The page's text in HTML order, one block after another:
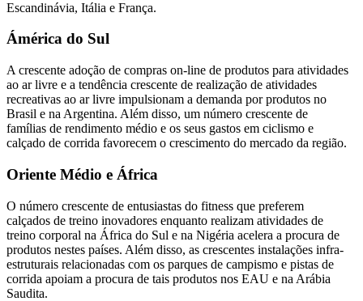
Escandinávia, Itália e França.
Ámérica do Sul
A crescente adoção de compras on-line de produtos para atividades
ao ar livre e a tendência crescente de realização de atividades
recreativas ao ar livre impulsionam a demanda por produtos no
Brasil e na Argentina. Além disso, um número crescente de
famílias de rendimento médio e os seus gastos em ciclismo e
calçado de corrida favorecem o crescimento do mercado da região.
Oriente Médio e África
O número crescente de entusiastas do fitness que preferem
calçados de treino inovadores enquanto realizam atividades de
treino corporal na África do Sul e na Nigéria acelera a procura de
produtos nestes países. Além disso, as crescentes instalações infra-
estruturais relacionadas com os parques de campismo e pistas de
corrida apoiam a procura de tais produtos nos EAU e na Arábia
Saudita.